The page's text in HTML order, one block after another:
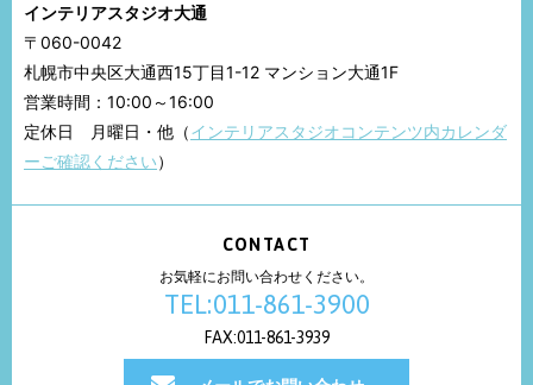
インテリアスタジオ大通
〒060-0042
札幌市中央区大通西15丁目1-12 マンション大通1F
営業時間：10:00～16:00
定休日 月曜日・他（インテリアスタジオコンテンツ内カレンダ
ーご確認ください）
CONTACT
お気軽にお問い合わせください。
TEL:011-861-3900
FAX:011-861-3939